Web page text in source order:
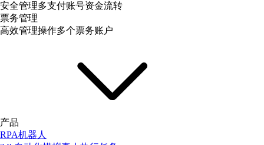
安全管理多支付账号资金流转
票务管理
高效管理操作多个票务账户
产品
RPA机器人